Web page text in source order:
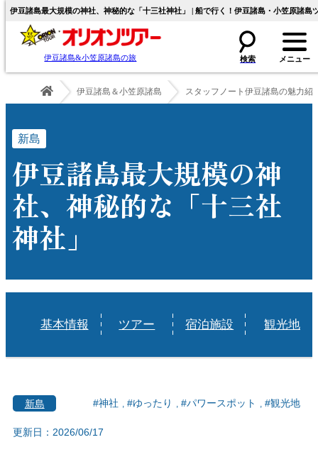
伊豆諸島最大規模の神社、神秘的な「十三社神社」 | 船で行く！伊豆諸島・小笠原諸島
伊豆諸島&小笠原諸島の旅
伊豆諸島＆小笠原諸島 スタッフノート伊豆諸島の魅力紹
新島
伊豆諸島最大規模の神
社、神秘的な「十三社
神社」
基本情報 ツアー 宿泊施設 観光地
新島 #神社 #ゆったり #パワースポット #観光地
更新日：2026/06/17